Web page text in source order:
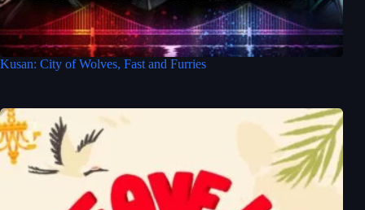
Kusan: City of Wolves, Fast and Furries